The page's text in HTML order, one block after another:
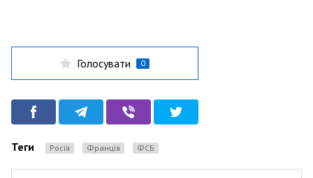
Голосувати 0
Теги Росія Франція ФСБ